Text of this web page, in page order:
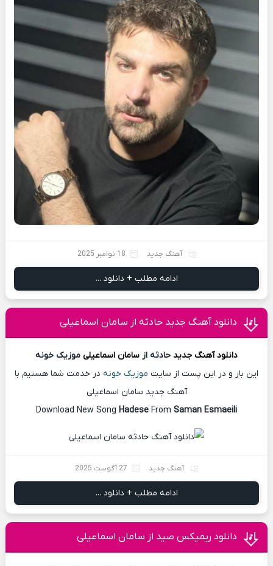
آهنگ جدید 18 نوامبر 2025
ادامه مطلب + دانلود ...
دانلود آهنگ جدید حادثه از سامان اسماعیلی
دانلود آهنگ جدید حادثه از سامان اسماعیلی موزیک خونه
این بار و در این پست از سایت موزیک خونه در خدمت شما هستیم با
آهنگ جدید سامان اسماعیلی
Download New Song Hadese From Saman Esmaeili
آهنگ جدید 27 آگوست 2025
ادامه مطلب + دانلود ...
دانلود ریمیکس صید از سامان اسماعیلی